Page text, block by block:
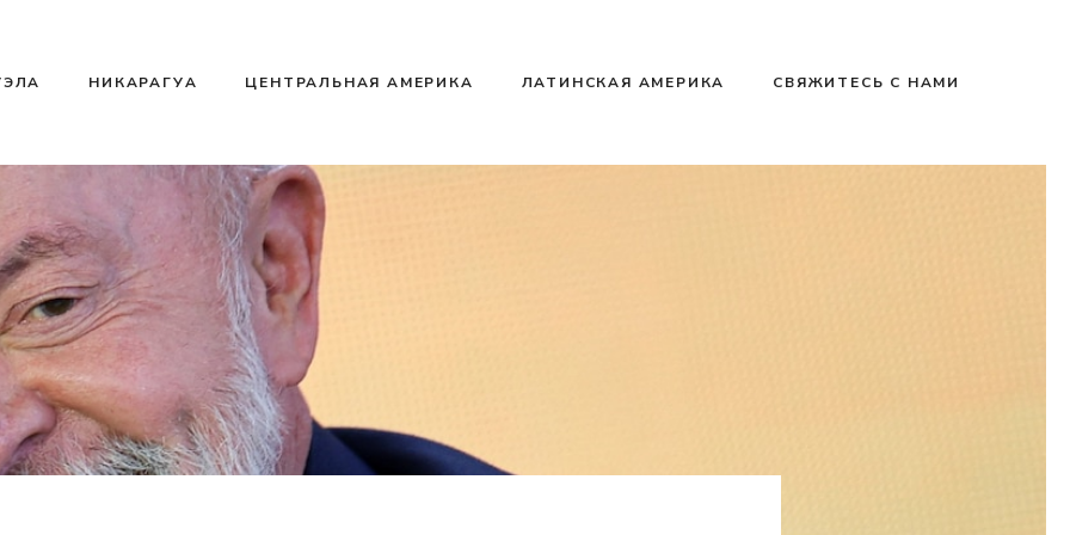
НИКАРАГУА ЦЕНТРАЛЬНАЯ АМЕРИКА ЛАТИНСКАЯ АМЕРИКА СВЯЖИТЕСЬ С НАМИ